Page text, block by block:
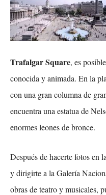
Trafalgar Square, es
conocida y animada. En la
con una gran columna de
encuentra una estatua de
enormes leones de bronce.
Después de hacerte fotos en
y dirigirte a la Galería
obras de teatro y musicales,